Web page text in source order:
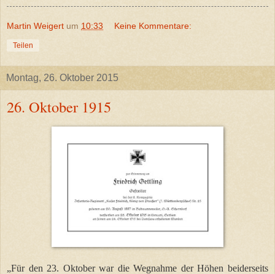
Martin Weigert um 10:33 Keine Kommentare:
Teilen
Montag, 26. Oktober 2015
26. Oktober 1915
„Für den 23. Oktober war die Wegnahme der Höhen beiderseits